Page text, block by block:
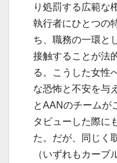
り処罰する広範な
執行者にひとつの
ち、職務の一環と
接触することが法
る。こうした女性
な恐怖と不安を与
とAANのチームが
タビューした際に
た。だが、同じく
（いずれもカーブ